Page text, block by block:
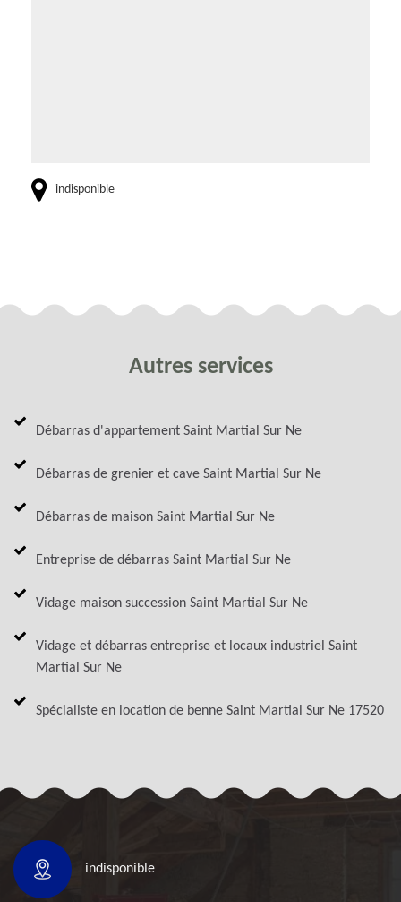
indisponible
Autres services
Débarras d'appartement Saint Martial Sur Ne
Débarras de grenier et cave Saint Martial Sur Ne
Débarras de maison Saint Martial Sur Ne
Entreprise de débarras Saint Martial Sur Ne
Vidage maison succession Saint Martial Sur Ne
Vidage et débarras entreprise et locaux industriel Saint
Martial Sur Ne
Spécialiste en location de benne Saint Martial Sur Ne 17520
indisponible